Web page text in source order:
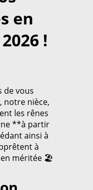
en
!
de vous
notre nièce,
les rênes
**à partir
ainsi à
à
méritée 🏖️